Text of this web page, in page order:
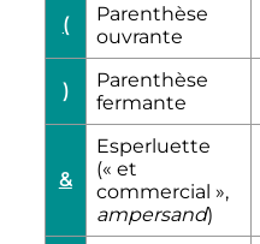
(
Parenthèse
ouvrante
)
Parenthèse
fermante
&
Esperluette
(« et
commercial »,
ampersand)